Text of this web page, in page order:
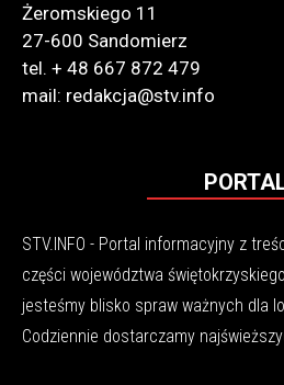
Żeromskiego 11
27-600 Sandomierz
tel. + 48 667 872 479
mail: redakcja@stv.info
STV.INFO - Portal informacyjny z
części województwa
jesteśmy blisko spraw ważnych dla
Codziennie dostarczamy